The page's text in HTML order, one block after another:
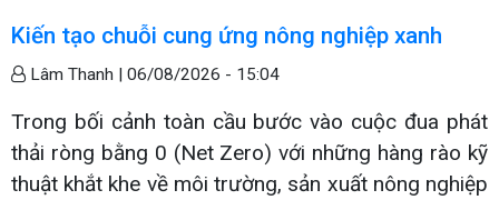
Kiến tạo chuỗi cung ứng nông nghiệp xanh
Lâm Thanh | 06/08/2026 - 15:04
Trong bối cảnh toàn cầu bước vào cuộc đua phát
thải ròng bằng 0 (Net Zero) với những hàng rào kỹ
thuật khắt khe về môi trường, sản xuất nông nghiệp